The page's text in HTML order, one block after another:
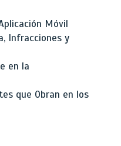
Móvil
Infracciones y
en la
que Obran en los